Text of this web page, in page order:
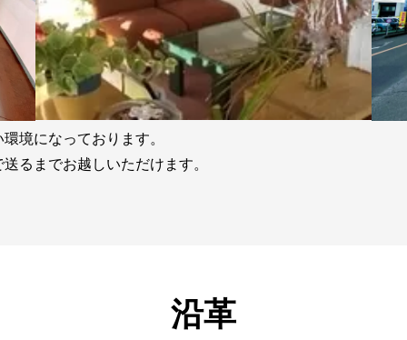
境になっております。
るまでお越しいただけます。
沿革